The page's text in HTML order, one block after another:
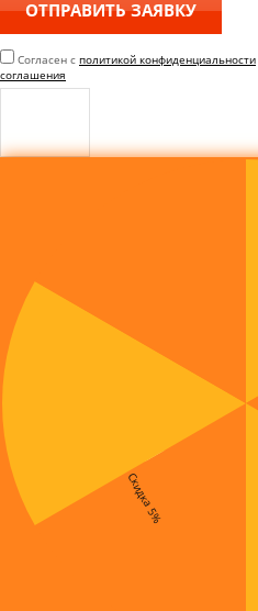
Согласен с политикой конфиденциальности
соглашения
Скидка 5%